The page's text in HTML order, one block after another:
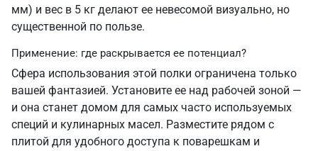
мм) и вес в 5 кг делают ее невесомой визуально, но
существенной по пользе.
Применение: где раскрывается ее потенциал?
Сфера использования этой полки ограничена только
вашей фантазией. Установите ее над рабочей зоной —
и она станет домом для самых часто используемых
специй и кулинарных масел. Разместите рядом с
плитой для удобного доступа к поварешкам и